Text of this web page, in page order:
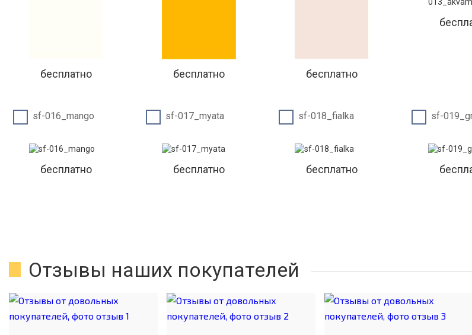
бесплатно бесплатно бесплатно
sf-016_mango
бесплатно
sf-017_myata
бесплатно
sf-018_fialka
бесплатно
sf-
Отзывы наших покупателей